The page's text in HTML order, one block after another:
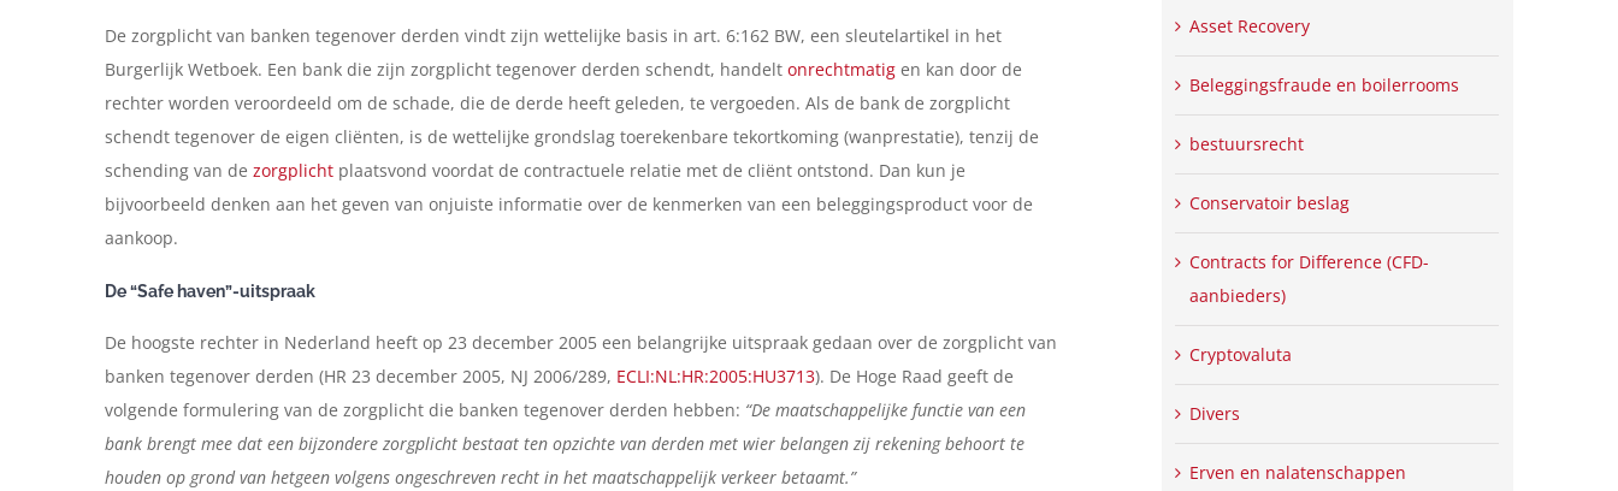
De zorgplicht van banken tegenover derden vindt zijn wettelijke basis in art. 6:162 BW, een sleutelartikel in het
Burgerlijk Wetboek. Een bank die zijn zorgplicht tegenover derden schendt, handelt onrechtmatig en kan door de
rechter worden veroordeeld om de schade, die de derde heeft geleden, te vergoeden. Als de bank de zorgplicht
schendt tegenover de eigen cliënten, is de wettelijke grondslag toerekenbare tekortkoming (wanprestatie), tenzij de
schending van de zorgplicht plaatsvond voordat de contractuele relatie met de cliënt ontstond. Dan kun je
bijvoorbeeld denken aan het geven van onjuiste informatie over de kenmerken van een beleggingsproduct voor de
aankoop.
De “Safe haven”-uitspraak
De hoogste rechter in Nederland heeft op 23 december 2005 een belangrijke uitspraak gedaan over de zorgplicht van
banken tegenover derden (HR 23 december 2005, NJ 2006/289, ECLI:NL:HR:2005:HU3713). De Hoge Raad geeft de
volgende formulering van de zorgplicht die banken tegenover derden hebben: “De maatschappelijke functie van een
bank brengt mee dat een bijzondere zorgplicht bestaat ten opzichte van derden met wier belangen zij rekening behoort te
houden op grond van hetgeen volgens ongeschreven recht in het maatschappelijk verkeer betaamt.”
Asset Recovery
Beleggingsfraude en boilerrooms
bestuursrecht
Conservatoir beslag
Contracts for Difference (CFD-
aanbieders)
Cryptovaluta
Divers
Erven en nalatenschappen